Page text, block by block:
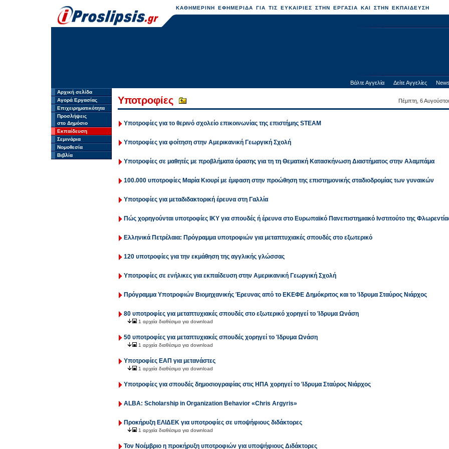
ΚΑΘΗΜΕΡΙΝΗ ΕΦΗΜΕΡΙΔΑ ΓΙΑ ΤΙΣ ΕΥΚΑΙΡΙΕΣ ΣΤΗΝ ΕΡΓΑΣΙΑ ΚΑΙ ΣΤΗΝ ΕΚΠΑΙΔΕΥΣΗ
Βάλτε Αγγελία Δείτε Αγγελίες
Αρχική σελίδα
Αγορά Εργασίας
Επιχειρηματικότητα
Προσλήψεις
στο Δημόσιο
Εκπαίδευση
Σεμινάρια
Νομοθεσία
Βιβλία
Υποτροφίες Πέμπτη, 6
Υποτροφίες για το θερινό σχολείο επικοινωνίας της επιστήμης STEAM
Yποτροφίες για φοίτηση στην Αμερικανική Γεωργική Σχολή
Υποτροφίες σε μαθητές με προβλήματα όρασης για τη τη Θεματική Κατασκήνωση Διαστήματος στην Αλαμπάμα
100.000 υποτροφίες Μαρία Κιουρί με έμφαση στην προώθηση της επιστημονικής σταδιοδρομίας των γυναικών
Υποτροφίες για μεταδιδακτορική έρευνα στη Γαλλία
Πώς χορηγούνται υποτροφίες ΙΚΥ για σπουδές ή έρευνα στο Ευρωπαϊκό Πανεπιστημιακό Ινστιτούτο της
Ελληνικά Πετρέλαια: Πρόγραμμα υποτροφιών για μεταπτυχιακές σπουδές στο εξωτερικό
120 υποτροφίες για την εκμάθηση της αγγλικής γλώσσας
Υποτροφίες σε ενήλικες για εκπαίδευση στην Αμερικανική Γεωργική Σχολή
Πρόγραμμα Υποτροφιών Βιομηχανικής Έρευνας από το ΕΚΕΦΕ Δημόκριτος και το Ίδρυμα Σταύρος Νιάρχος
80 υποτροφίες για μεταπτυχιακές σπουδές στο εξωτερικό χορηγεί το Ίδρυμα Ωνάση
1 αρχεία διαθέσιμα για download
50 υποτροφίες για μεταπτυχιακές σπουδές χορηγεί το Ίδρυμα Ωνάση
1 αρχεία διαθέσιμα για download
Υποτροφίες ΕΑΠ για μετανάστες
1 αρχεία διαθέσιμα για download
Υποτροφίες για σπουδές δημοσιογραφίας στις ΗΠΑ χορηγεί το Ίδρυμα Σταύρος Νιάρχος
ΑLBA: Scholarship in Organization Behavior «Chris Argyris»
Προκήρυξη ΕΛΙΔΕΚ για υποτροφίες σε υποψήφιους διδάκτορες
1 αρχεία διαθέσιμα για download
Τον Νοέμβριο η προκήρυξη υποτροφιών για υποψήφιους Διδάκτορες